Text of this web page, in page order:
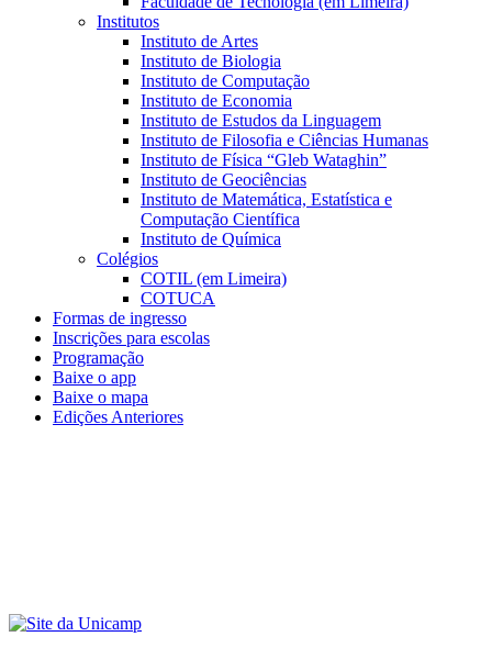
Institutos
Instituto de Artes
Instituto de Biologia
Instituto de Computação
Instituto de Economia
Instituto de Estudos da Linguagem
Instituto de Filosofia e Ciências Humanas
Instituto de Física “Gleb Wataghin”
Instituto de Geociências
Instituto de Matemática, Estatística e
Computação Científica
Instituto de Química
Colégios
COTIL (em Limeira)
COTUCA
Formas de ingresso
Inscrições para escolas
Programação
Baixe o app
Baixe o mapa
Edições Anteriores